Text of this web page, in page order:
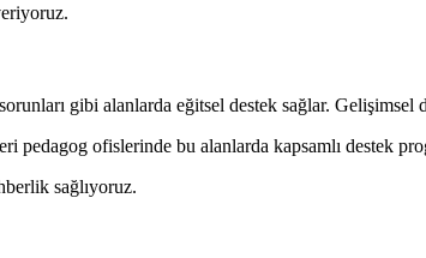
gibi alanlarda eğitsel destek sağlar. Gelişimsel
pedagog ofislerinde bu alanlarda kapsamlı destek
sağlıyoruz.